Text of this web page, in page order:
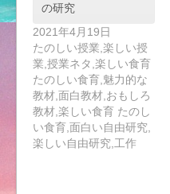
の研究
2021年4月19日
たのしい授業,楽しい授
業,授業ネタ,楽しい食育
たのしい食育,魅力的な
教材,面白教材,おもしろ
教材,楽しい食育 たのし
い食育,面白い自由研究,
楽しい自由研究,工作